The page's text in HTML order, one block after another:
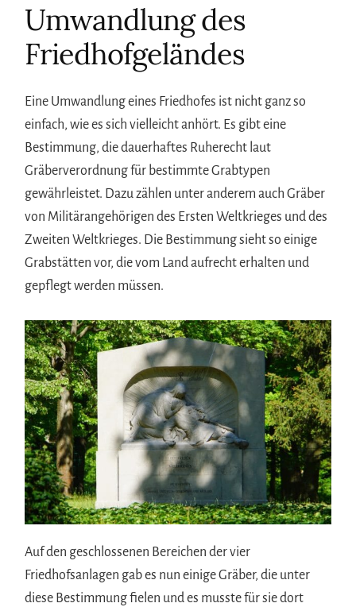
Umwandlung des
Friedhofgeländes
Eine Umwandlung eines Friedhofes ist nicht ganz so
einfach, wie es sich vielleicht anhört. Es gibt eine
Bestimmung, die dauerhaftes Ruherecht laut
Gräberverordnung für bestimmte Grabtypen
gewährleistet. Dazu zählen unter anderem auch Gräber
von Militärangehörigen des Ersten Weltkrieges und des
Zweiten Weltkrieges. Die Bestimmung sieht so einige
Grabstätten vor, die vom Land aufrecht erhalten und
gepflegt werden müssen.
Auf den geschlossenen Bereichen der vier
Friedhofsanlagen gab es nun einige Gräber, die unter
diese Bestimmung fielen und es musste für sie dort